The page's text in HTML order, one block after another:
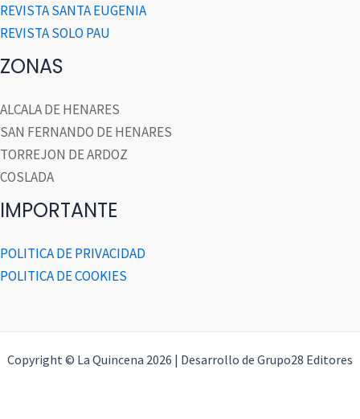
REVISTA SANTA EUGENIA
REVISTA SOLO PAU
ZONAS
ALCALA DE HENARES
SAN FERNANDO DE HENARES
TORREJON DE ARDOZ
COSLADA
IMPORTANTE
POLITICA DE PRIVACIDAD
POLITICA DE COOKIES
Copyright © La Quincena 2026 | Desarrollo de Grupo28 Editores